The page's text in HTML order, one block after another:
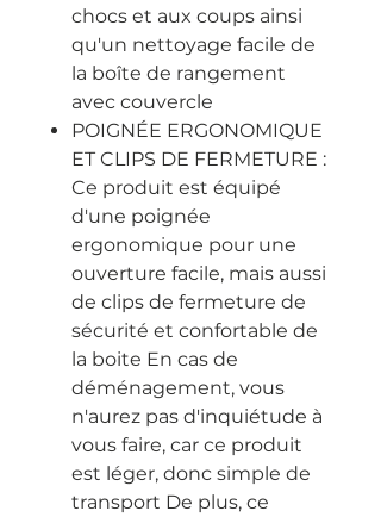
chocs et aux coups ainsi
qu'un nettoyage facile de
la boîte de rangement
avec couvercle
POIGNÉE ERGONOMIQUE
ET CLIPS DE FERMETURE :
Ce produit est équipé
d'une poignée
ergonomique pour une
ouverture facile, mais aussi
de clips de fermeture de
sécurité et confortable de
la boite En cas de
déménagement, vous
n'aurez pas d'inquiétude à
vous faire, car ce produit
est léger, donc simple de
transport De plus, ce